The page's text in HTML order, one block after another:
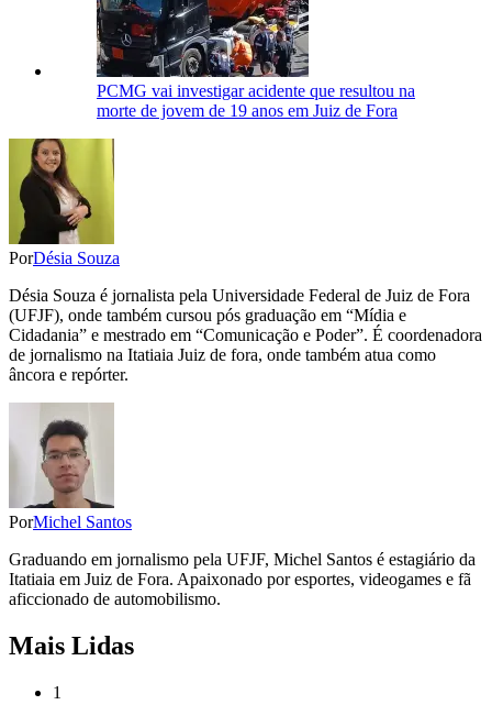
PCMG vai investigar acidente que resultou na
morte de jovem de 19 anos em Juiz de Fora
PorDésia Souza
Désia Souza é jornalista pela Universidade Federal de Juiz de Fora
(UFJF), onde também cursou pós graduação em “Mídia e
Cidadania” e mestrado em “Comunicação e Poder”. É coordenadora
de jornalismo na Itatiaia Juiz de fora, onde também atua como
âncora e repórter.
PorMichel Santos
Graduando em jornalismo pela UFJF, Michel Santos é estagiário da
Itatiaia em Juiz de Fora. Apaixonado por esportes, videogames e fã
aficcionado de automobilismo.
Mais Lidas
1